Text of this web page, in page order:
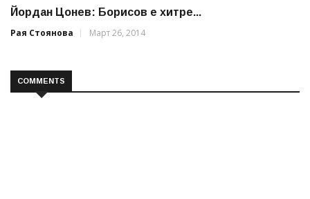
Йордан Цонев: Борисов е хитре...
Рая Стоянова
Март 26, 2014
COMMENTS